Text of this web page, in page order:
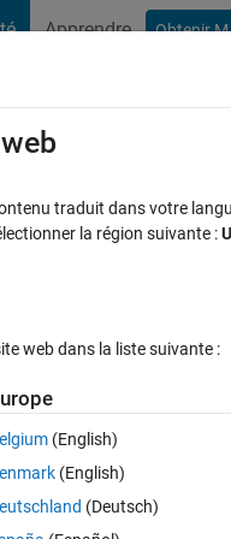
Apprendre Obtenir
array 64x1, but when I use
traduit dans votre
la région suivante :
web dans la liste suivante :
(English)
(English)
(Deutsch)